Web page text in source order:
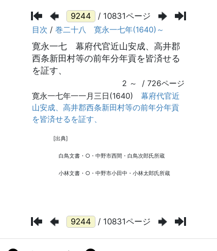
/ 10831ページ
/ 10831ページ